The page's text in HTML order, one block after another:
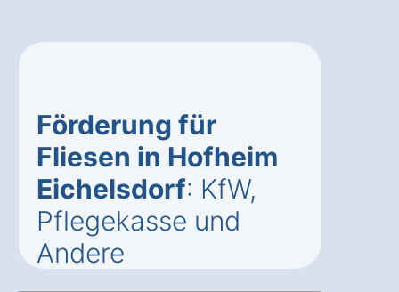
Förderung für
Fliesen in Hofheim
Eichelsdorf: KfW,
Pflegekasse und
Andere